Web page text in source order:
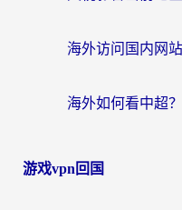
游戏vpn回国